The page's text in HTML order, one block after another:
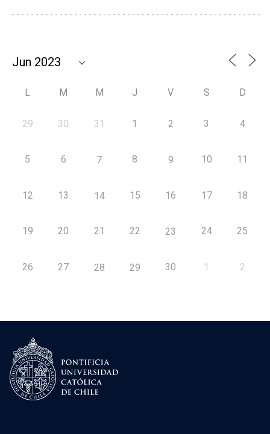
L M M J V S D
29 30 31 1 2 3 4
5 6 7 8 9 10 11
12 13 14 15 16 17 18
19 20 21 22 23 24 25
26 27 28 29 30 1 2